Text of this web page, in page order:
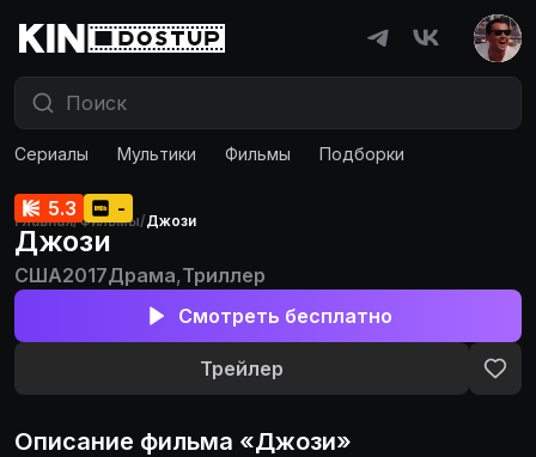
Сериалы Мультики Фильмы Подборки
Главная/Фильмы/Джози
5.3 -
Джози
США2017Драма,Триллер
Смотреть бесплатно
Трейлер
Описание фильма «Джози»